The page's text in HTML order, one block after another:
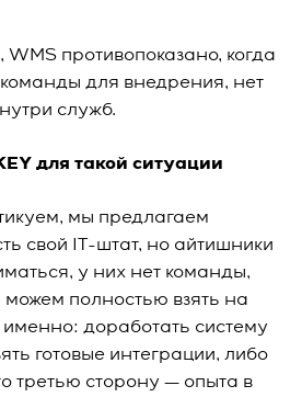
противопоказано, когда
для внедрения, нет
служб.
для такой ситуации
мы предлагаем
свой IT-штат, но айтишники
у них нет команды,
полностью взять на
именно: доработать систему
готовые интеграции, либо
третью сторону — опыта в